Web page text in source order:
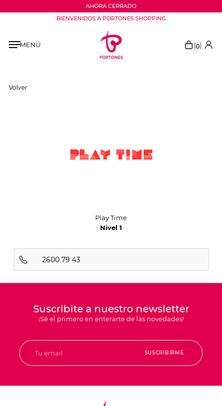
AHORA CERRADO
BIENVENIDOS A PORTONES SHOPPING
MENÚ (0)
Volver
Play Time
Nivel 1
2600 79 43
Suscribite a nuestro newsletter
¡Sé el primero en enterarte de las novedades!
SUSCRIBIRME